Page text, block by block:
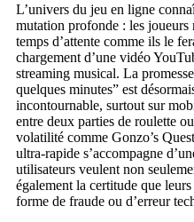
L’univers du jeu en ligne
mutation profonde : les joueurs
temps d’attente comme ils le
chargement d’une vidéo
streaming musical. La
quelques minutes” est
incontournable, surtout sur
entre deux parties de roulette
volatilité comme Gonzo’s
ultra‑rapide s’accompagne
utilisateurs veulent non
également la certitude que
forme de fraude ou d’erreur